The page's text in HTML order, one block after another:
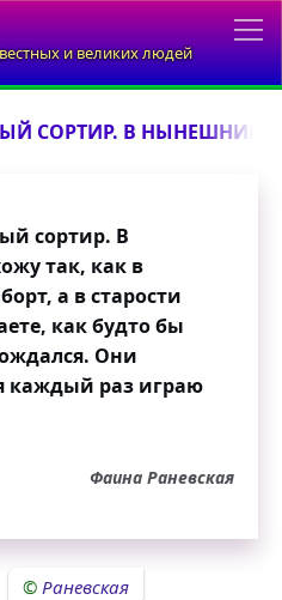
и великих людей
СОРТИР. В НЫНЕШНИЙ
сортир. В
так, как в
а в старости
как будто бы
Они
каждый раз играю
Фаина Раневская
Раневская